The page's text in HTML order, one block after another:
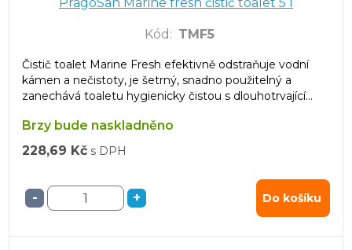
PragoSan Marine fresh čistič toalet 5 l
Kód : TMF5
Čistič toalet Marine Fresh efektivně odstraňuje vodní
kámen a nečistoty, je šetrný, snadno použitelný a
zanechává toaletu hygienicky čistou s dlouhotrvající
Brzy bude naskladněno
228,69 Kč s DPH
- + Do košíku